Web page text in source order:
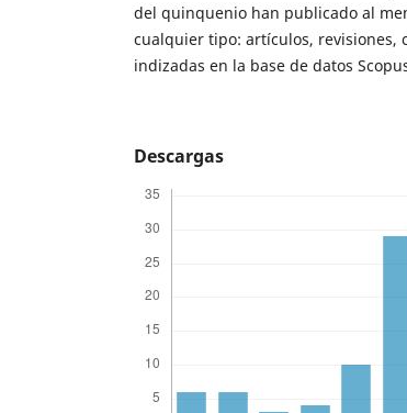
del quinquenio han publicado al
cualquier tipo: artículos, revisiones,
indizadas en la base de datos
Descargas